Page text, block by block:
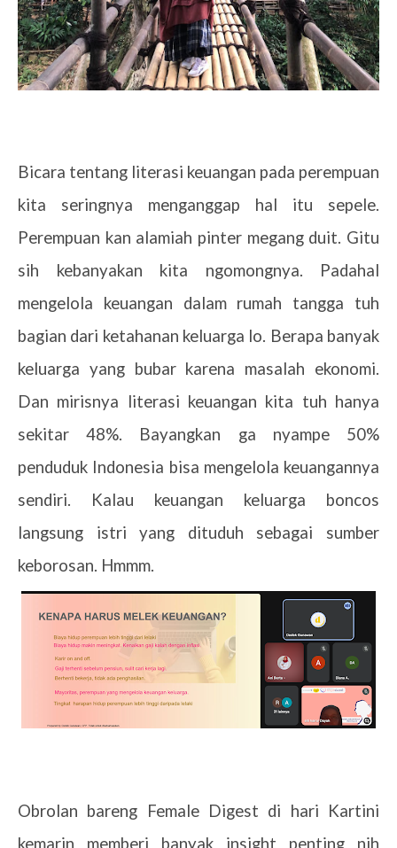
Bicara tentang literasi keuangan pada perempuan
kita seringnya menganggap hal itu sepele.
Perempuan kan alamiah pinter megang duit. Gitu
sih kebanyakan kita ngomongnya. Padahal
mengelola keuangan dalam rumah tangga tuh
bagian dari ketahanan keluarga lo. Berapa banyak
keluarga yang bubar karena masalah ekonomi.
Dan mirisnya literasi keuangan kita tuh hanya
sekitar 48%. Bayangkan ga nyampe 50%
penduduk Indonesia bisa mengelola keuangannya
sendiri. Kalau keuangan keluarga boncos
langsung istri yang dituduh sebagai sumber
keborosan. Hmmm.
Obrolan bareng Female Digest di hari Kartini
kemarin memberi banyak insight penting nih